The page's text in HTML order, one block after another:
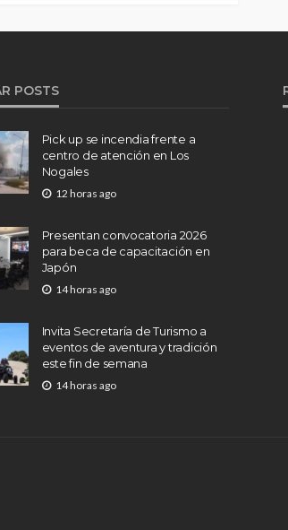
POSTS
Pick up se incendia frente a
centro de atención en Los
Nogales
12 horas ago
Presentan convocatoria 2026
para beca de capacitación en
Japón
14 horas ago
Invita Secretaría de Turismo a
eventos de aventura y tradición
este fin de semana
14 horas ago